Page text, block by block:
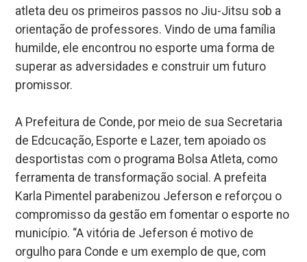
atleta deu os primeiros passos no Jiu-Jitsu sob a
orientação de professores. Vindo de uma família
humilde, ele encontrou no esporte uma forma de
superar as adversidades e construir um futuro
promissor.
A Prefeitura de Conde, por meio de sua Secretaria
de Edcucação, Esporte e Lazer, tem apoiado os
desportistas com o programa Bolsa Atleta, como
ferramenta de transformação social. A prefeita
Karla Pimentel parabenizou Jeferson e reforçou o
compromisso da gestão em fomentar o esporte no
município. “A vitória de Jeferson é motivo de
orgulho para Conde e um exemplo de que, com